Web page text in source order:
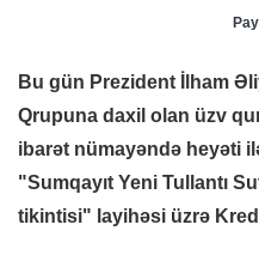
Bu gün Prezident İlham
Qrupuna daxil olan üzv
ibarət nümayəndə heyəti
"Sumqayıt Yeni Tullantı
tikintisi" layihəsi üzrə